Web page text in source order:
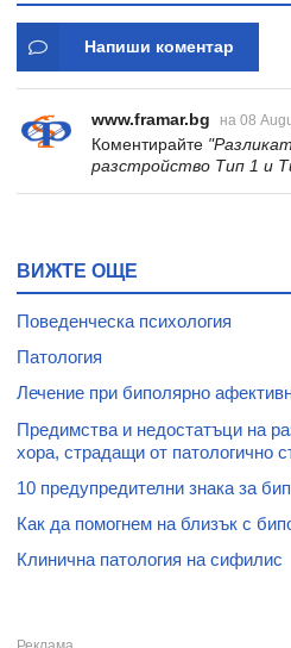
Напиши коментар
www.framar.bg на 08
Коментирайте
разстройство Тип 1 и
ВИЖТЕ ОЩЕ
Поведенческа психология
Патология
Лечение при биполярно
Предимства и недостатъци на
хора, страдащи от патологично
10 предупредителни знака за
Как да помогнем на близък с
Клинична патология на сифилис